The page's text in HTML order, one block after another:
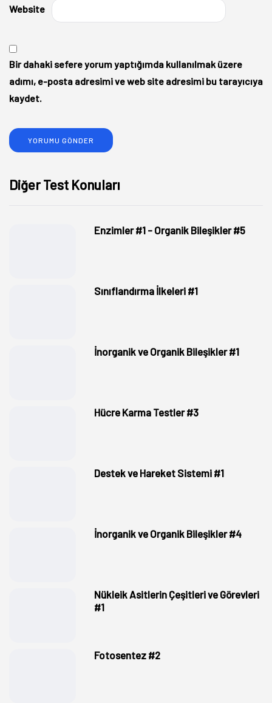
Website
Bir dahaki sefere yorum yaptığımda kullanılmak üzere
adımı, e-posta adresimi ve web site adresimi bu tarayıcıya
kaydet.
Diğer Test Konuları
Enzimler #1 - Organik Bileşikler #5
Sınıflandırma İlkeleri #1
İnorganik ve Organik Bileşikler #1
Hücre Karma Testler #3
Destek ve Hareket Sistemi #1
İnorganik ve Organik Bileşikler #4
Nükleik Asitlerin Çeşitleri ve Görevleri
#1
Fotosentez #2